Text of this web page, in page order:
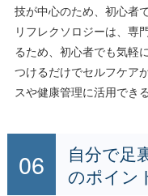
技が中心のため、初心者
リフレクソロジーは、専
るため、初心者でも気軽
つけるだけでセルフケア
スや健康管理に活用でき
自分で足
のポイン